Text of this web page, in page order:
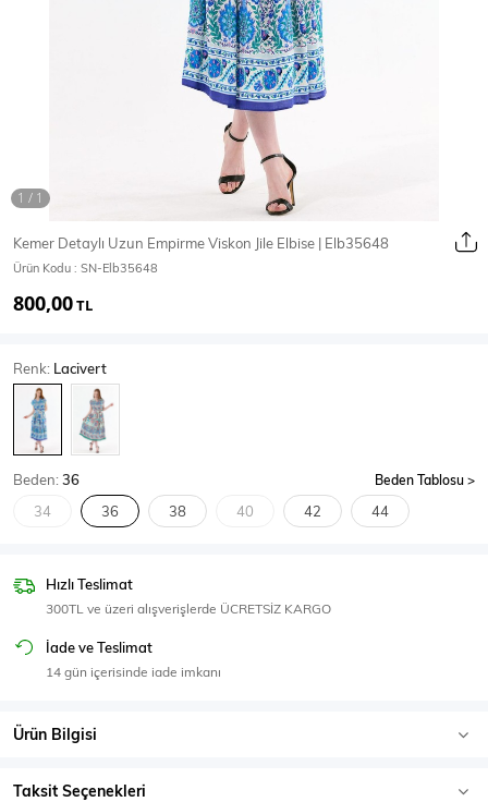
Mont & Kaban Yağmurluk
T-Shirt
Body
SPOR GİYİM
Eşofman Üstü
Kemer Detaylı Uzun Empirme Viskon Jile Elbise | Elb35648
Ürün Kodu : SN-Elb35648
800,00TL
Renk: Lacivert
Beden:36 Beden Tablosu
34 36 38 40 42 44
Hızlı Teslimat
300TL ve üzeri alışverişlerde ÜCRETSİZ KARGO
İade ve Teslimat
14 gün içerisinde iade imkanı
Ürün Bilgisi
Taksit Seçenekleri